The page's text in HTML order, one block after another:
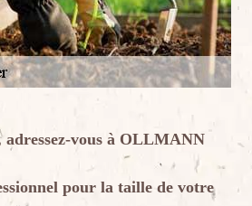
vous à OLLMANN
pour la taille de votre